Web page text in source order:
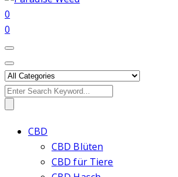
0
0
Search
CBD
CBD Blüten
CBD für Tiere